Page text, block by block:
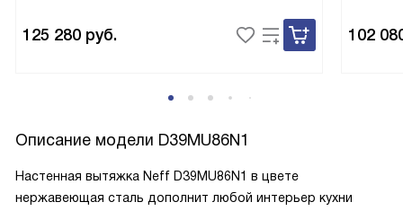
125 280 руб. 102
Описание модели D39MU86N1
Настенная вытяжка Neff D39MU86N1 в цвете
нержавеющая сталь дополнит любой интерьер кухни